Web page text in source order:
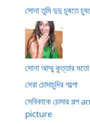
সোনা তুমি দুদু চুষতে
সোনা আম্মু কুত্তার মতো
সেরা চোদাচুদির গল্পো
সেবিকাকে চোদার
picture